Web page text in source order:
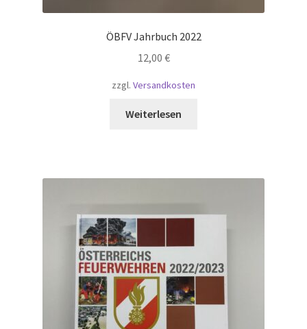
ÖBFV Jahrbuch 2022
12,00 €
zzgl. Versandkosten
Weiterlesen